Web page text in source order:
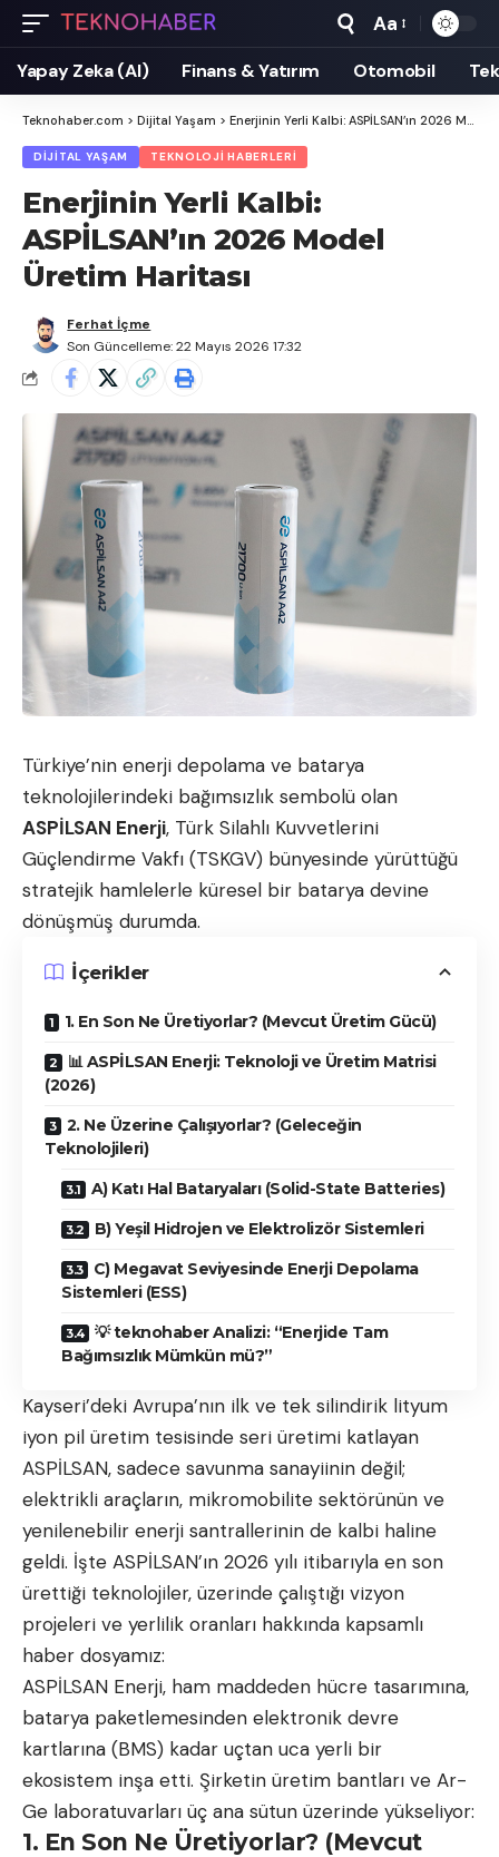
Aa
Yapay Zeka (AI) Finans & Yatırım Otomobil
Teknohaber.com > Dijital Yaşam > Enerjinin Yerli Kalbi: ASPİLSAN’ın 2026 Model Üretim Haritası
DIJITAL YAŞAM TEKNOLOJI HABERLERI
Enerjinin Yerli Kalbi:
ASPİLSAN’ın 2026 Model
Üretim Haritası
Son Güncelleme: 22 Mayıs 2026 17:32
Ferhat İçme
Türkiye’nin enerji depolama ve batarya
teknolojilerindeki bağımsızlık sembolü olan
ASPİLSAN Enerji, Türk Silahlı Kuvvetlerini
Güçlendirme Vakfı (TSKGV) bünyesinde yürüttüğü
stratejik hamlelerle küresel bir batarya devine
dönüşmüş durumda.
İçerikler
1. En Son Ne Üretiyorlar? (Mevcut Üretim Gücü)
📊 ASPİLSAN Enerji: Teknoloji ve Üretim Matrisi
(2026)
2. Ne Üzerine Çalışıyorlar? (Geleceğin
Teknolojileri)
A) Katı Hal Bataryaları (Solid-State Batteries)
B) Yeşil Hidrojen ve Elektrolizör Sistemleri
C) Megavat Seviyesinde Enerji Depolama
Sistemleri (ESS)
💡 teknohaber Analizi: “Enerjide Tam
Bağımsızlık Mümkün mü?”
Kayseri’deki Avrupa’nın ilk ve tek silindirik lityum
iyon pil üretim tesisinde seri üretimi katlayan
ASPİLSAN, sadece savunma sanayiinin değil;
elektrikli araçların, mikromobilite sektörünün ve
yenilenebilir enerji santrallerinin de kalbi haline
geldi. İşte ASPİLSAN’ın 2026 yılı itibarıyla en son
ürettiği teknolojiler, üzerinde çalıştığı vizyon
projeleri ve yerlilik oranları hakkında kapsamlı
haber dosyamız:
ASPİLSAN Enerji, ham maddeden hücre tasarımına,
batarya paketlemesinden elektronik devre
kartlarına (BMS) kadar uçtan uca yerli bir
ekosistem inşa etti. Şirketin üretim bantları ve Ar-
Ge laboratuvarları üç ana sütun üzerinde yükseliyor:
1. En Son Ne Üretiyorlar? (Mevcut